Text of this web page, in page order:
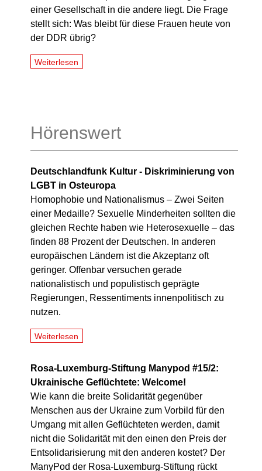
einer Gesellschaft in die andere liegt. Die Frage
stellt sich: Was bleibt für diese Frauen heute von
der DDR übrig?
Weiterlesen
Hörenswert
Deutschlandfunk Kultur - Diskriminierung von
LGBT in Osteuropa
Homophobie und Nationalismus – Zwei Seiten
einer Medaille? Sexuelle Minderheiten sollten die
gleichen Rechte haben wie Heterosexuelle – das
finden 88 Prozent der Deutschen. In anderen
europäischen Ländern ist die Akzeptanz oft
geringer. Offenbar versuchen gerade
nationalistisch und populistisch geprägte
Regierungen, Ressentiments innenpolitisch zu
nutzen.
Weiterlesen
Rosa-Luxemburg-Stiftung Manypod #15/2:
Ukrainische Geflüchtete: Welcome!
Wie kann die breite Solidarität gegenüber
Menschen aus der Ukraine zum Vorbild für den
Umgang mit allen Geflüchteten werden, damit
nicht die Solidarität mit den einen den Preis der
Entsolidarisierung mit den anderen kostet? Der
ManyPod der Rosa-Luxemburg-Stiftung rückt